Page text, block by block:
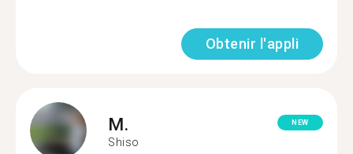
Obtenir l'appli
M.
Shiso
NEW